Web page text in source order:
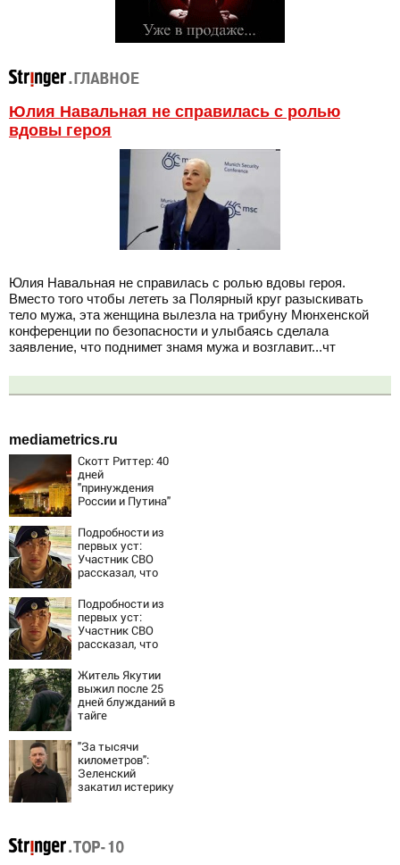
Юлия Навальная не справилась с ролью
вдовы героя
Юлия Навальная не справилась с ролью вдовы героя.
Вместо того чтобы лететь за Полярный круг разыскивать
тело мужа, эта женщина вылезла на трибуну Мюнхенской
конференции по безопасности и улыбаясь сделала
заявление, что поднимет знамя мужа и возглавит...чт
mediametrics.ru
Скотт Риттер: 40
дней
"принуждения
России и Путина"
крах режима
Зеленского
Подробности из
первых уст:
Участник СВО
рассказал, что
схватке с
медведем
Подробности из
первых уст:
Участник СВО
рассказал, что
схватке с
медведем
Житель Якутии
выжил после 25
дней блужданий в
тайге
"За тысячи
километров":
Зеленский
закатил истерику